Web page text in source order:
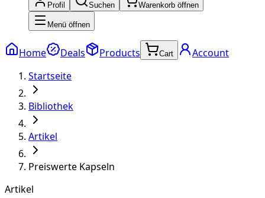
Profil Suchen Warenkorb öffnen
Menü öffnen
Home Deals Products Cart
Account
Startseite
Bibliothek
Artikel
Preiswerte Kapseln
Artikel